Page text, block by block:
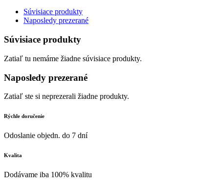
Súvisiace produkty
Naposledy prezerané
Súvisiace produkty
Zatiaľ tu nemáme žiadne súvisiace produkty.
Naposledy prezerané
Zatiaľ ste si neprezerali žiadne produkty.
Rýchle doručenie
Odoslanie objedn. do 7 dní
Kvalita
Dodávame iba 100% kvalitu